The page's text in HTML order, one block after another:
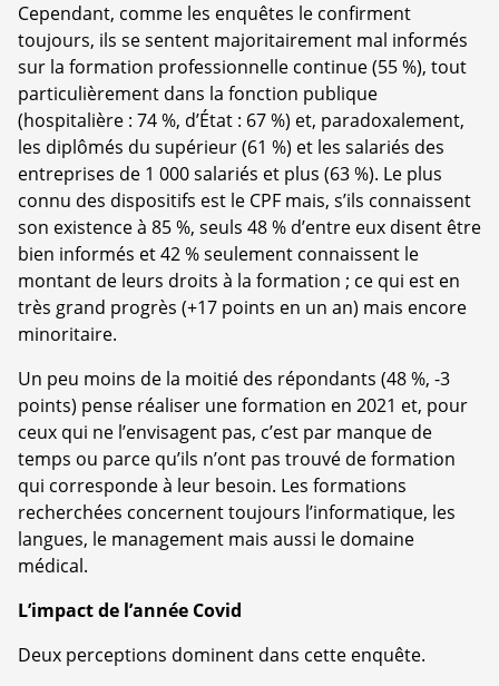
Cependant, comme les enquêtes le confirment
toujours, ils se sentent majoritairement mal informés
sur la formation professionnelle continue (55 %), tout
particulièrement dans la fonction publique
(hospitalière : 74 %, d’État : 67 %) et, paradoxalement,
les diplômés du supérieur (61 %) et les salariés des
entreprises de 1 000 salariés et plus (63 %). Le plus
connu des dispositifs est le CPF mais, s’ils connaissent
son existence à 85 %, seuls 48 % d’entre eux disent être
bien informés et 42 % seulement connaissent le
montant de leurs droits à la formation ; ce qui est en
très grand progrès (+17 points en un an) mais encore
minoritaire.
Un peu moins de la moitié des répondants (48 %, -3
points) pense réaliser une formation en 2021 et, pour
ceux qui ne l’envisagent pas, c’est par manque de
temps ou parce qu’ils n’ont pas trouvé de formation
qui corresponde à leur besoin. Les formations
recherchées concernent toujours l’informatique, les
langues, le management mais aussi le domaine
médical.
L’impact de l’année Covid
Deux perceptions dominent dans cette enquête.